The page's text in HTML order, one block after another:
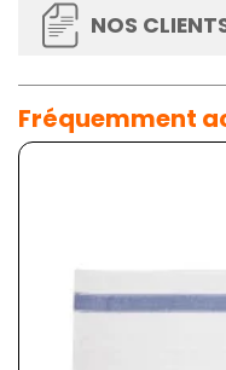
NOS
Fréquemment